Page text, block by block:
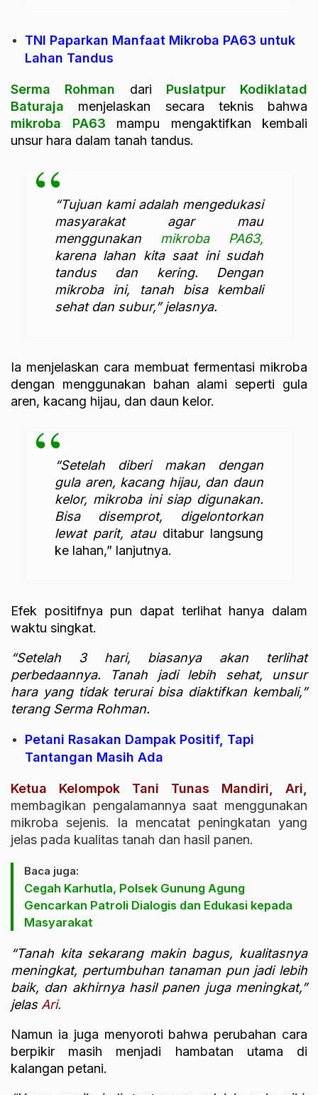
TNI Paparkan Manfaat Mikroba PA63 untuk
Lahan Tandus
Serma Rohman dari Puslatpur
Kodiklatad
Baturaja menjelaskan secara teknis bahwa
mikroba PA63 mampu mengaktifkan kembali
unsur hara dalam tanah tandus.
“Tujuan kami adalah mengedukasi
masyarakat agar mau
menggunakan mikroba PA63,
karena lahan kita saat ini sudah
tandus dan kering. Dengan
mikroba ini, tanah bisa kembali
sehat dan subur,” jelasnya.
Ia menjelaskan cara membuat fermentasi mikroba
dengan menggunakan bahan alami seperti gula
aren, kacang hijau, dan daun kelor.
“Setelah diberi makan dengan
gula aren, kacang hijau, dan daun
kelor, mikroba ini siap digunakan.
Bisa disemprot, digelontorkan
lewat parit, atauditabur langsung
ke lahan,” lanjutnya.
Efek positifnya pun dapat terlihat hanya dalam
waktu singkat.
“Setelah 3 hari, biasanya akan terlihat
perbedaannya. Tanah jadi lebih sehat, unsur
hara yang tidak terurai bisa diaktifkan kembali,”
terang Serma Rohman.
Petani Rasakan Dampak Positif, Tapi
Tantangan Masih Ada
Ketua Kelompok Tani Tunas Mandiri, Ari,
membagikan pengalamannya saat menggunakan
mikroba sejenis. Ia mencatat peningkatan yang
jelas pada kualitas tanah dan hasil panen.
Baca juga:
Cegah Karhutla, Polsek Gunung Agung
Gencarkan Patroli Dialogis dan Edukasi kepada
Masyarakat
“Tanah kita sekarang makin bagus, kualitasnya
meningkat, pertumbuhan tanaman pun jadi lebih
baik, dan akhirnya hasil panen juga meningkat,”
jelasAri.
Namun ia juga menyoroti bahwa perubahan cara
berpikir masih menjadi hambatan utama di
kalangan petani.